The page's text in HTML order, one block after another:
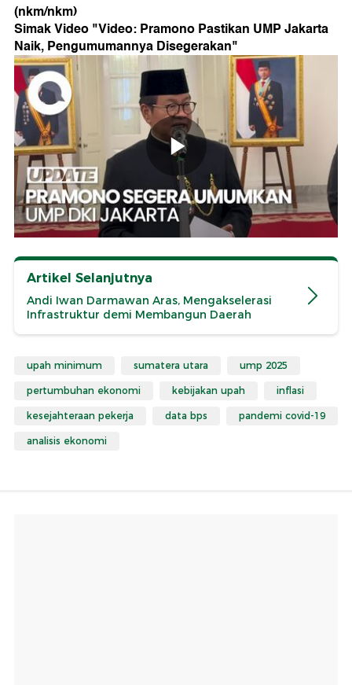
(nkm/nkm)
Simak Video "Video: Pramono Pastikan UMP Jakarta
Naik, Pengumumannya Disegerakan"
Artikel Selanjutnya
Andi Iwan Darmawan Aras, Mengakselerasi
Infrastruktur demi Membangun Daerah
upah minimum sumatera utara ump 2025
pertumbuhan ekonomi kebijakan upah inflasi
kesejahteraan pekerja data bps pandemi covid-19
analisis ekonomi